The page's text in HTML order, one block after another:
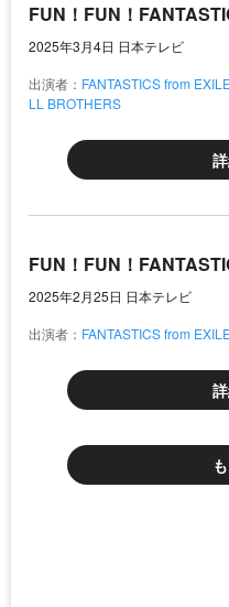
FUN！FUN！
2025年3月4日 日本テレビ
出演者： FANTASTICS from
LL BROTHERS
FUN！FUN！
2025年2月25日 日本テレビ
出演者： FANTASTICS from